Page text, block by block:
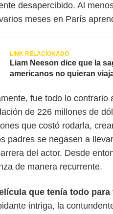
desapercibido. Al
meses en París
Liam Neeson dice que la
americanos no quieran
fue todo lo
de 226 millones de
que costó rodarla,
padres se negasen a
del actor. Desde
de manera recurrente.
que tenía todo
intriga, la